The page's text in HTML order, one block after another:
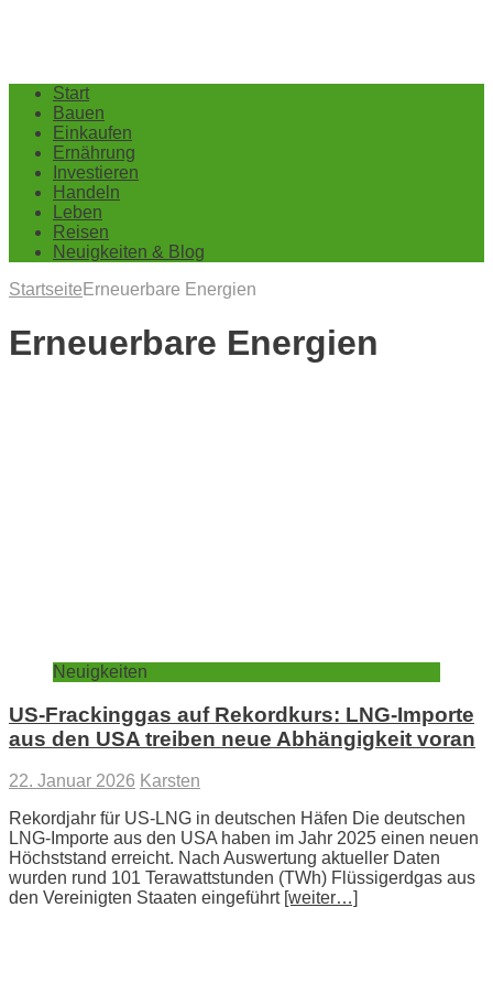
Start
Bauen
Einkaufen
Ernährung
Investieren
Handeln
Leben
Reisen
Neuigkeiten & Blog
Startseite Erneuerbare Energien
Erneuerbare Energien
Neuigkeiten
US-Frackinggas auf Rekordkurs: LNG-Importe
aus den USA treiben neue Abhängigkeit voran
22. Januar 2026 Karsten
Rekordjahr für US-LNG in deutschen Häfen Die deutschen
LNG-Importe aus den USA haben im Jahr 2025 einen neuen
Höchststand erreicht. Nach Auswertung aktueller Daten
wurden rund 101 Terawattstunden (TWh) Flüssigerdgas aus
den Vereinigten Staaten eingeführt [weiter…]